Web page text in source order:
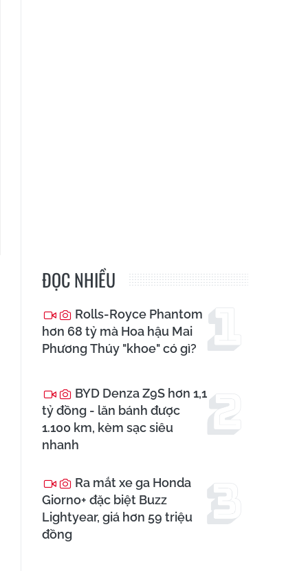
ĐỌC NHIỀU
Rolls-Royce Phantom
hơn 68 tỷ mà Hoa hậu Mai
Phương Thúy "khoe" có gì?
BYD Denza Z9S hơn 1,1
tỷ đồng - lăn bánh được
1.100 km, kèm sạc siêu
nhanh
Ra mắt xe ga Honda
Giorno+ đặc biệt Buzz
Lightyear, giá hơn 59 triệu
đồng